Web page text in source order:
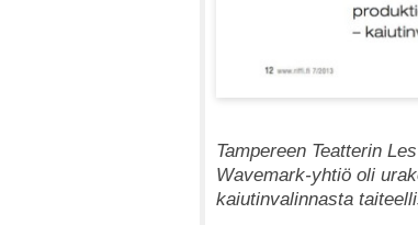
Tampereen Teatterin
Wavemark-yhtiö oli
kaiutinvalinnasta